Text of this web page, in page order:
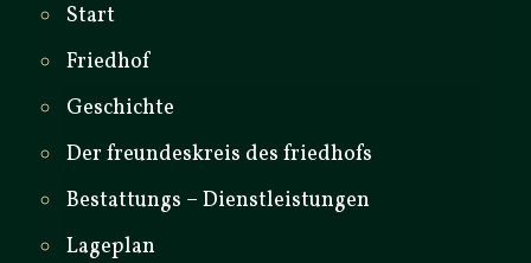
Start
Friedhof
Geschichte
Der freundeskreis des friedhofs
Bestattungs – Dienstleistungen
Lageplan